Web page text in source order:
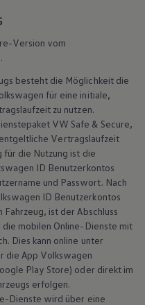
Version vom
besteht die Möglichkeit die
für eine initiale,
zu nutzen.
VW Safe & Secure,
Vertragslaufzeit
für die Nutzung ist die
ID Benutzerkontos
und Passwort. Nach
ID Benutzerkontos
ist der Abschluss
mobilen Online-Dienste mit
Dies kann online unter
die App Volkswagen
Play Store) oder direkt im
erfolgen.
Dienste wird über eine